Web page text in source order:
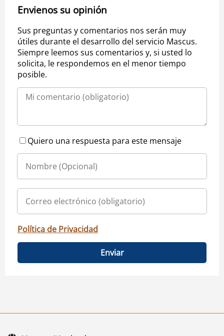
Envienos su opinión
Sus preguntas y comentarios nos serán muy
útiles durante el desarrollo del servicio Mascus.
Siempre leemos sus comentarios y, si usted lo
solicita, le respondemos en el menor tiempo
posible.
Quiero una respuesta para este mensaje
Política de Privacidad
Enviar